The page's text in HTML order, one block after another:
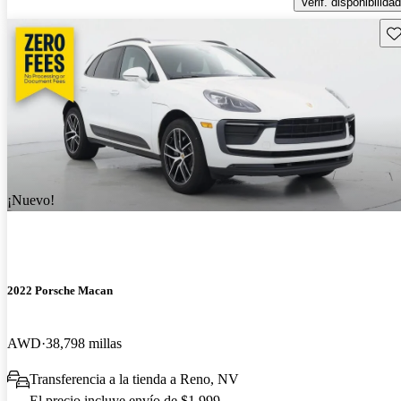
¡Nuevo!
2022 Porsche Macan
AWD 38,798 millas
Transferencia a la tienda a Reno, NV